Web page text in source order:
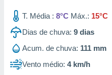
1199
T. Média : 8°C Máx.: 15°C
Dias de chuva: 9 dias
Acum. de chuva: 111 mm
Vento médio: 4 km/h